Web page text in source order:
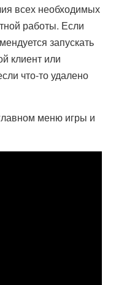
всех необходимых
работы. Если
запускать
клиент или
что-то удалено
меню игры и